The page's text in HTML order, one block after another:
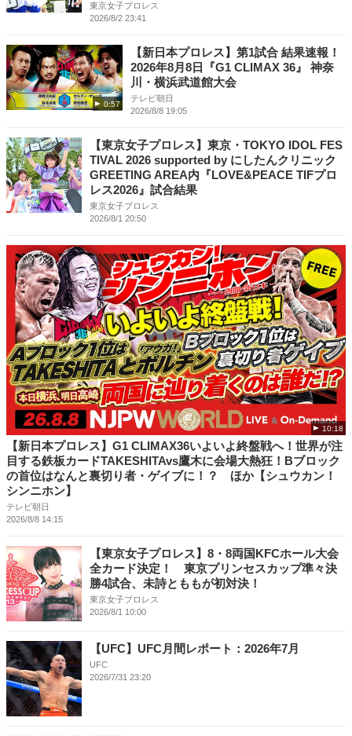
東京女子プロレス
2026/8/2 23:41
0:57
【新日本プロレス】第1試合 結果速報！
2026年8月8日『G1 CLIMAX 36』 神奈
川・横浜武道館大会
テレビ朝日
2026/8/8 19:05
【東京女子プロレス】東京・TOKYO IDOL FES
TIVAL 2026 supported by にしたんクリニック
GREETING AREA内『LOVE&PEACE TIFプロ
レス2026』試合結果
東京女子プロレス
2026/8/1 20:50
10:18
【新日本プロレス】G1 CLIMAX36いよいよ終盤戦へ！世界が注
目する鉄板カードTAKESHITAvs鷹木に会場大熱狂！Bブロック
の首位はなんと裏切り者・ゲイブに！？ ほか【シュウカン！
シンニホン】
テレビ朝日
2026/8/8 14:15
【東京女子プロレス】8・8両国KFCホール大会
全カード決定！ 東京プリンセスカップ準々決
勝4試合、未詩とももが初対決！
東京女子プロレス
2026/8/1 10:00
【UFC】UFC月間レポート：2026年7月
UFC
2026/7/31 23:20